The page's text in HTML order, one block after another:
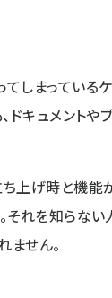
しまっている
ドキュメント
上げ時と機能
れを知らない
せん。